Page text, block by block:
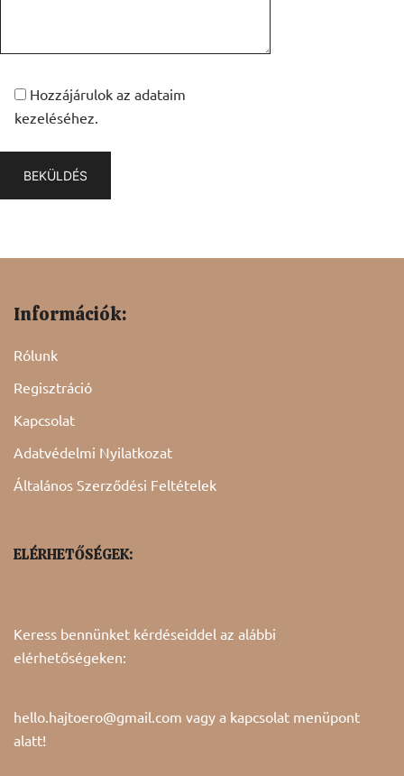
Hozzájárulok az adataim
kezeléséhez.
Információk:
Rólunk
Regisztráció
Kapcsolat
Adatvédelmi Nyilatkozat
Általános Szerződési Feltételek
ELÉRHETŐSÉGEK:
Keress bennünket kérdéseiddel az alábbi
elérhetőségeken:
hello.hajtoero@gmail.com vagy a kapcsolat menüpont
alatt!